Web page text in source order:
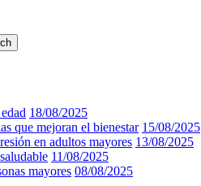
18/08/2025
que mejoran el bienestar 15/08/2025
en adultos mayores 13/08/2025
11/08/2025
mayores 08/08/2025